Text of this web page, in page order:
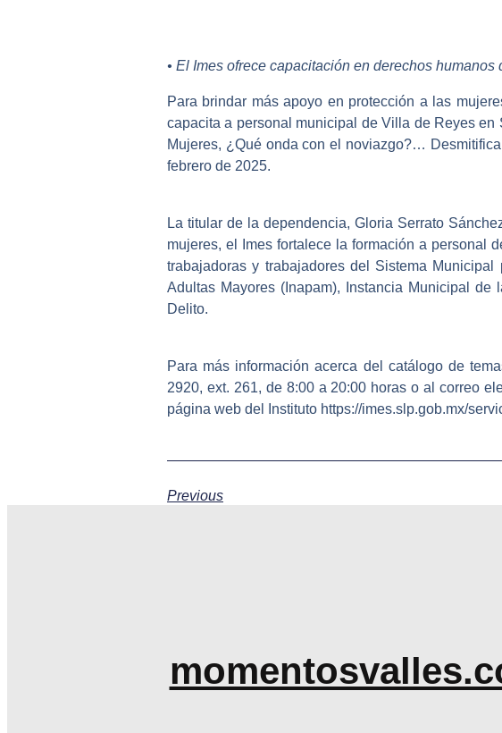
• El Imes ofrece capacitación en derechos
Para brindar más apoyo en protección a las
capacita a personal municipal de Villa de Reyes
Mujeres, ¿Qué onda con el noviazgo?…
febrero de 2025.
La titular de la dependencia, Gloria Serrato
mujeres, el Imes fortalece la formación a personal
trabajadoras y trabajadores del Sistema
Adultas Mayores (Inapam), Instancia Municipal
Delito.
Para más información acerca del catálogo de
2920, ext. 261, de 8:00 a 20:00 horas o al correo
página web del Instituto https://imes.slp.gob.mx/
Previous